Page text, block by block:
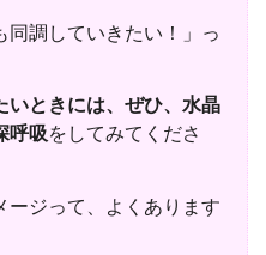
同調していきたい！」っ
いときには、ぜひ、水晶
呼吸をしてみてくださ
ージって、よくあります